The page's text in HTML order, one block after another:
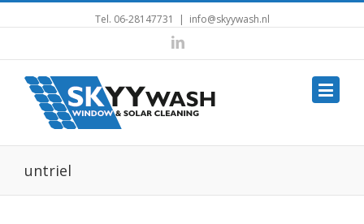
Tel. 06-28147731 | info@skyywash.nl
Linkedin
untriel